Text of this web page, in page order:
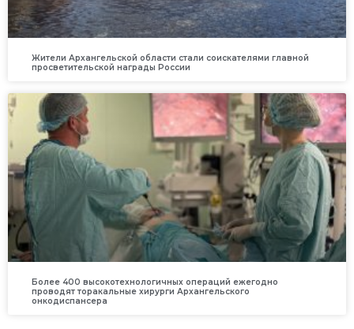
Жители Архангельской области стали соискателями главной
просветительской награды России
Более 400 высокотехнологичных операций ежегодно
проводят торакальные хирурги Архангельского
онкодиспансера